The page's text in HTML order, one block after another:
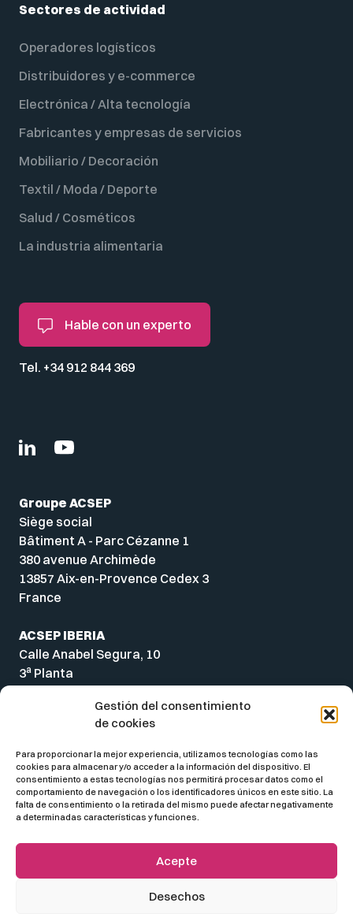
Gestión del consentimiento
de cookies
Para proporcionar la mejor experiencia, utilizamos tecnologías como las
cookies para almacenar y/o acceder a la información del dispositivo. El
consentimiento a estas tecnologías nos permitirá procesar datos como el
comportamiento de navegación o los identificadores únicos en este sitio. La
falta de consentimiento o la retirada del mismo puede afectar negativamente
a determinadas características y funciones.
Acepte
Desechos
Hable con un experto
Tel. +34 912 844 369
Sectores de actividad
Operadores logísticos
Distribuidores y e-commerce
Electrónica / Alta tecnología
Fabricantes y empresas de servicios
Mobiliario / Decoración
Textil / Moda / Deporte
Salud / Cosméticos
La industria alimentaria
Groupe ACSEP
Siège social
Bâtiment A - Parc Cézanne 1
380 avenue Archimède
13857 Aix-en-Provence Cedex 3
France
ACSEP IBERIA
Calle Anabel Segura, 10
3a Planta